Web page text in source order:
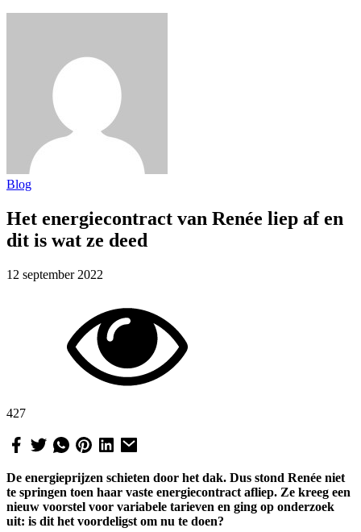
Blog
Het energiecontract van Renée liep af en
dit is wat ze deed
12 september 2022
427
De energieprijzen schieten door het dak. Dus stond Renée niet
te springen toen haar vaste energiecontract afliep. Ze kreeg een
nieuw voorstel voor variabele tarieven en ging op onderzoek
uit: is dit het voordeligst om nu te doen?